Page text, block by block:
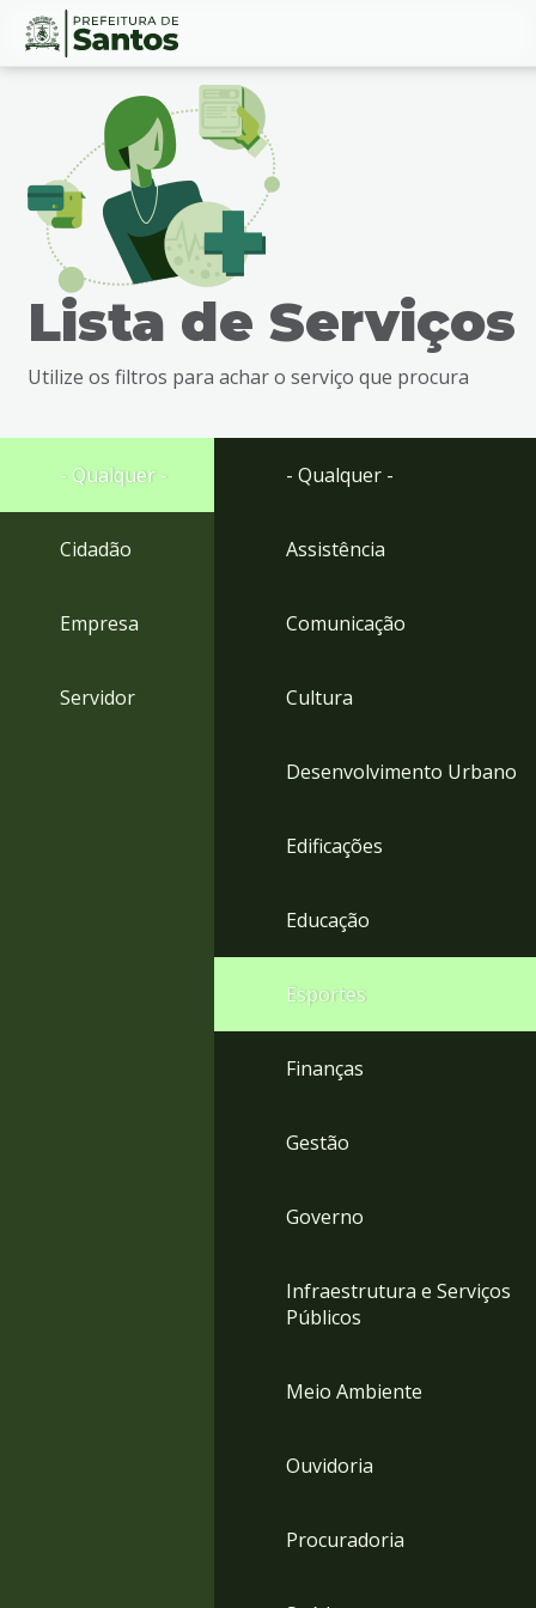
Ir
busca
Ir
rodapé
Conteúdo
Lista de Serviços
Utilize os filtros para achar o serviço que procura
- Qualquer -
Cidadão
Empresa
Servidor
- Qualquer -
Assistência
Comunicação
Cultura
Desenvolvimento Urbano
Edificações
Educação
Esportes
Finanças
Gestão
Governo
Infraestrutura e Serviços
Públicos
Meio Ambiente
Ouvidoria
Procuradoria